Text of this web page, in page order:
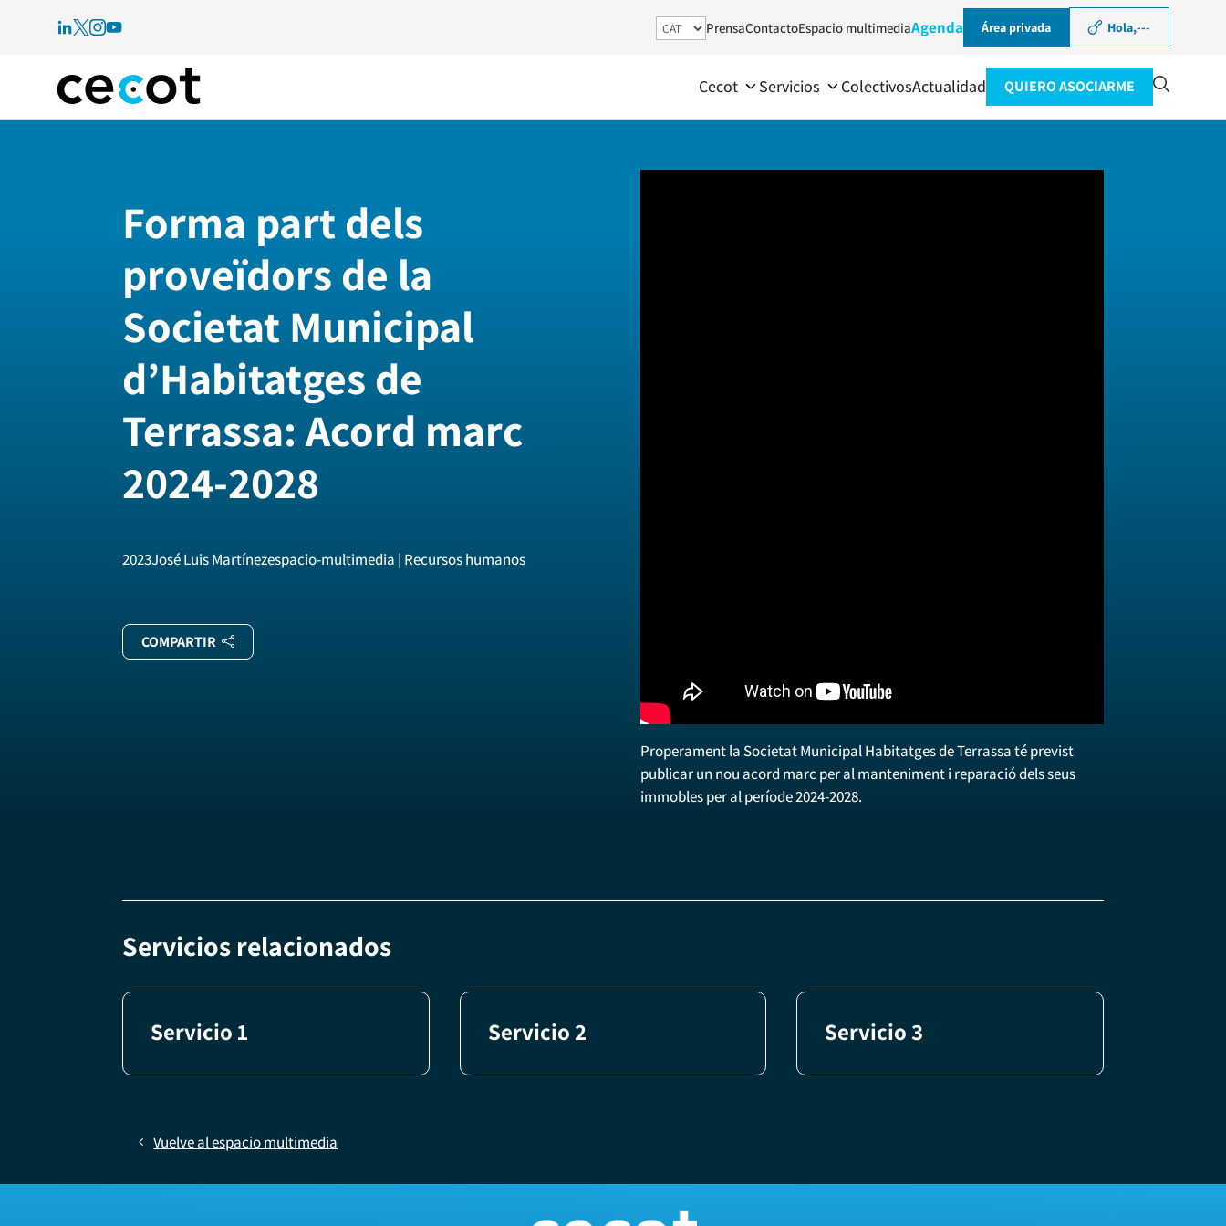
PrensaContactoEspacio multimediaAgenda Área privada Hola,---
Cecot Servicios ColectivosActualidad QUIERO ASOCIARME
Forma part dels
proveïdors de la
Societat Municipal
d’Habitatges de
Terrassa: Acord marc
2024-2028
2023José Luis Martínezespacio-multimedia | Recursos humanos
COMPARTIR
Properament la Societat Municipal Habitatges de Terrassa té previst
publicar un nou acord marc per al manteniment i reparació dels seus
immobles per al període 2024-2028.
Servicios relacionados
Servicio 1 Servicio 2 Servicio 3
Vuelve al espacio multimedia